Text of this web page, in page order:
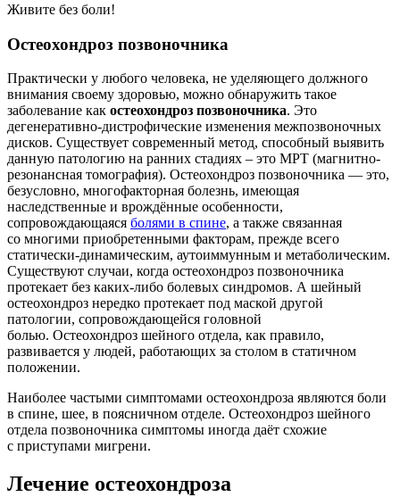
Живите без боли!
Остеохондроз позвоночника
Практически у любого человека, не уделяющего должного
внимания своему здоровью, можно обнаружить такое
заболевание как остеохондроз позвоночника. Это
дегенеративно-дистрофические изменения межпозвоночных
дисков. Существует современный метод, способный выявить
данную патологию на ранних стадиях – это МРТ (магнитно-
резонансная томография). Остеохондроз позвоночника — это,
безусловно, многофакторная болезнь, имеющая
наследственные и врождённые особенности,
сопровождающаяся болями в спине, а также связанная
со многими приобретенными факторам, прежде всего
статически-динамическим, аутоиммунным и метаболическим.
Существуют случаи, когда остеохондроз позвоночника
протекает без каких-либо болевых синдромов. А шейный
остеохондроз нередко протекает под маской другой
патологии, сопровождающейся головной
болью. Остеохондроз шейного отдела, как правило,
развивается у людей, работающих за столом в статичном
положении.
Наиболее частыми симптомами остеохондроза являются боли
в спине, шее, в поясничном отделе. Остеохондроз шейного
отдела позвоночника симптомы иногда даёт схожие
с приступами мигрени.
Лечение остеохондроза